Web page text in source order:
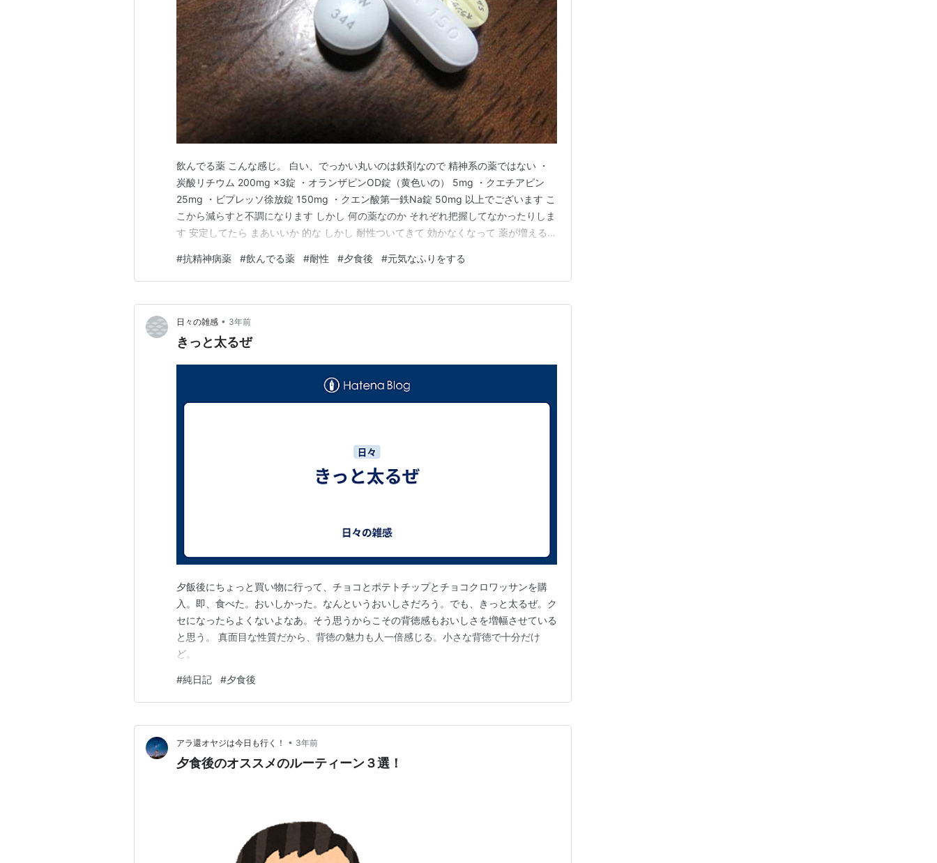
飲んでる薬 こんな感じ。 白い、でっかい丸いのは鉄剤なので 精神系の薬ではない ・
炭酸リチウム 200mg ×3錠 ・オランザピンOD錠（黄色いの） 5mg ・クエチアピン
25mg ・ビプレッソ徐放錠 150mg ・クエン酸第一鉄Na錠 50mg 以上でございます こ
こから減らすと不調になります しかし 何の薬なのか それぞれ把握してなかったりしま
す 安定してたら まあいいか 的な しかし 耐性ついてきて 効かなくなって 薬が増える
装うこともあります(-_-;)
#抗精神病薬 #飲んでる薬 #耐性 #夕食後 #元気なふりをする
日々の雑感 • 3年前
きっと太るぜ
夕飯後にちょっと買い物に行って、チョコとポテトチップとチョコクロワッサンを購
入。即、食べた。おいしかった。なんというおいしさだろう。でも、きっと太るぜ。ク
セになったらよくないよなあ。そう思うからこその背徳感もおいしさを増幅させている
と思う。 真面目な性質だから、背徳の魅力も人一倍感じる。小さな背徳で十分だけ
ど。
#純日記 #夕食後
アラ還オヤジは今日も行く！ • 3年前
夕食後のオススメのルーティーン３選！